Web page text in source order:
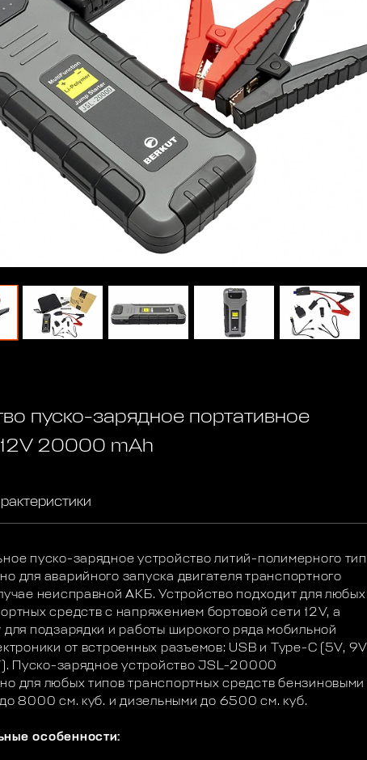
пуско-зарядное портативное
12V 20000 mAh
пуско-зарядное устройство литий-полимерного
для аварийного запуска двигателя транспортного
неисправной АКБ. Устройство подходит для любых
средств с напряжением бортовой сети 12V, а
для подзарядки и работы широкого ряда мобильной
от встроенных разъемов: USB и Type-C (5V,
Пуско-зарядное устройство JSL-20000
для любых типов транспортных средств бензиновыми
до 8000 см. куб. и дизельными до 6500 см. куб.
особенности: